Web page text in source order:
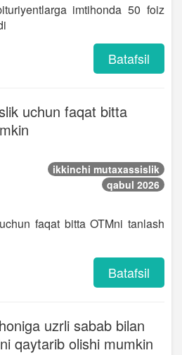
imtihonda 50 foiz
Batafsil
uchun faqat bitta
ikkinchi mutaxassislik
qabul 2026
faqat bitta OTMni tanlash
Batafsil
uzrli sabab bilan
qaytarib olishi mumkin